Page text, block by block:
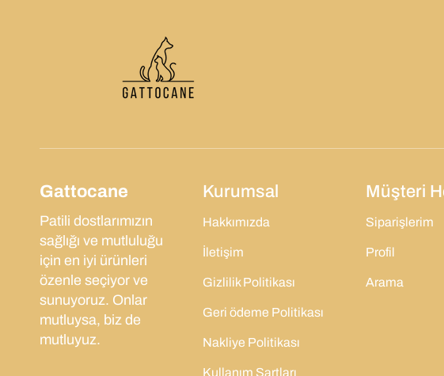
Gattocane
Patili dostlarımızın
sağlığı ve mutluluğu
için en iyi ürünleri
özenle seçiyor ve
sunuyoruz. Onlar
mutluysa, biz de
mutluyuz.
Kurumsal
Hakkımızda
İletişim
Gizlilik Politikası
Geri ödeme Politikası
Nakliye Politikası
Kullanım Şartları
Müşteri
Siparişlerim
Profil
Arama